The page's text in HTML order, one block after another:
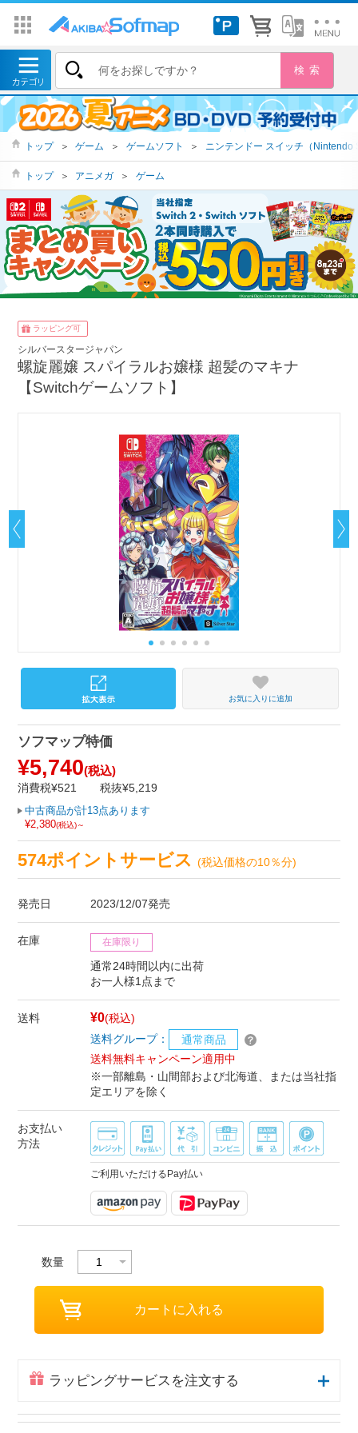
トップ ＞ ゲーム ＞ ゲームソフト ＞ ニンテンドー スイッチ（Nintendo
トップ ＞ アニメガ ＞ ゲーム
ラッピング可
シルバースタージャパン
螺旋麗嬢 スパイラルお嬢様 超髪のマキナ
【Switchゲームソフト】
お気に入りに追加
ソフマップ特価
¥5,740(税込)
消費税¥521 税抜¥5,219
中古商品が計13点あります
¥2,380(税込)～
574ポイントサービス(税込価格の10％分)
発売日 2023/12/07発売
在庫 在庫限り
通常24時間以内に出荷
お一人様1点まで
送料 ¥0(税込)
送料グループ：
通常商品
送料無料キャンペーン適用中
※一部離島・山間部および北海道、または当社指
定エリアを除く
お支払い
方法
ご利用いただけるPay払い
数量
ラッピングサービスを注文する